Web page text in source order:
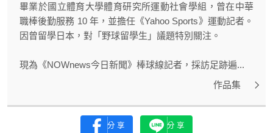
畢業於國立體育大學體育研究所運動社會學組，曾在中華
職棒後勤服務 10 年，並擔任《Yahoo Sports》運動記者。
因曾留學日本，對「野球留學生」議題特別關注。
現為《NOWnews今日新聞》棒球線記者，採訪足跡遍...
作品集
分享 分享